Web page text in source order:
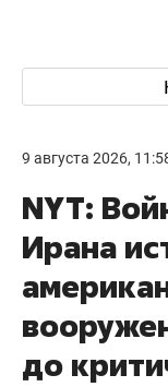
9 августа 2026,
NYT:
Ирана
до